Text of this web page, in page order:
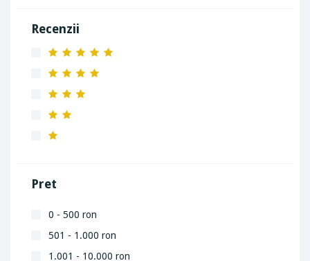
Recenzii
Pret
0 - 500 ron
501 - 1.000 ron
1.001 - 10.000 ron